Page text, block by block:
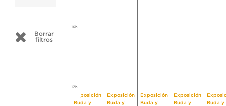
Borrar
filtros
16h
17h
Exposición
Buda y
Exposición
Buda y
Exposición
Buda y
Exposición
Buda y
Buda y